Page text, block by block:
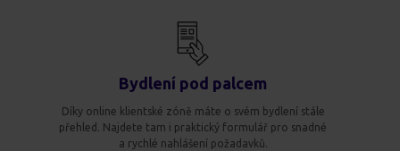
Bydlení pod palcem
Díky online klientské zóně máte o svém bydlení stále
přehled. Najdete tam i praktický formulář pro snadné
a rychlé nahlášení požadavků.